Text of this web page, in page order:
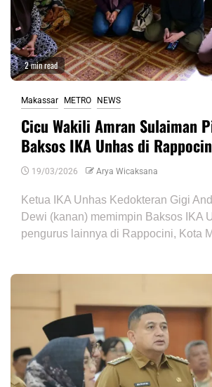
2 min read
Makassar METRO NEWS
Cicu Wakili Amran Sulaiman
Baksos IKA Unhas di
19/03/2026 Arya Wicaksana
Ketua IKA Unhas Kedokteran Gigi
Dewi (kanan) memimpin Baksos IKA
pengurus lainnya di Rappocini, Kota